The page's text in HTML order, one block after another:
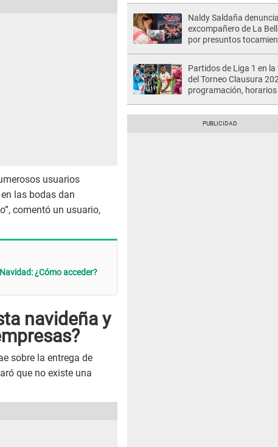
usuarios
las bodas dan
comentó un usuario,
¿Cómo acceder?
navideña y
sobre la entrega de
que no existe una
Naldy Saldaña
excompañero de La
por presuntos
Partidos de Liga 1 en la
del Torneo Clausura
programación, horarios